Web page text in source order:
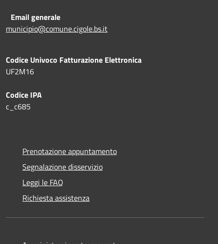
Email generale
municipio@comune.cigole.bs.it
Codice Univoco Fatturazione Elettronica
UF2M16
Codice IPA
c_c685
Prenotazione appuntamento
Segnalazione disservizio
Leggi le FAQ
Richiesta assistenza